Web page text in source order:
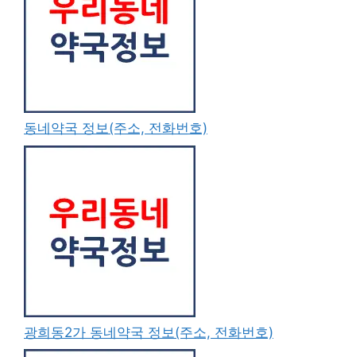
동네약국 정보(주소, 전화번호)
광희동2가 동네약국 정보(주소, 전화번호)